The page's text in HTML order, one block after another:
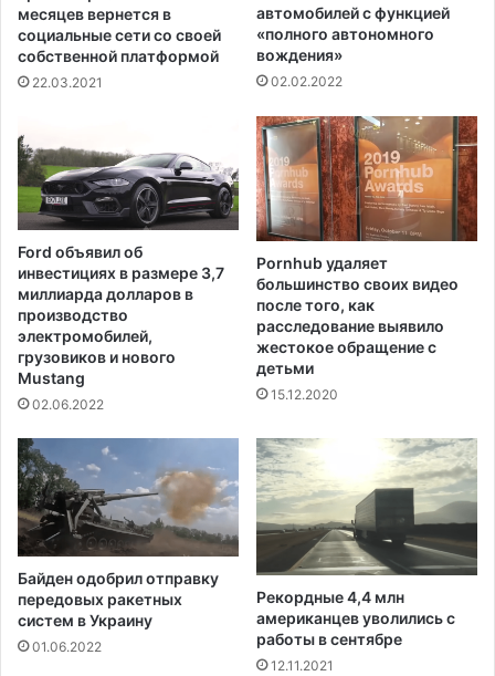
е
д
и
т
а
н
ь
е
э
с
а
о
т
л
ж
и
т
ь
п
р
е
з
и
д
й
н
е
-
н
о
б
о
ь
ш
о
е
л
е
т
е
е
н
а
с
р
е
месяцев вернется в
социальные сети со своей
собственной платформой
22.03.2021
автомобилей с функцией
«полного автономного
вождения»
02.02.2022
Ford объявил об
инвестициях в размере 3,7
миллиарда долларов в
производство
электромобилей,
грузовиков и нового
Mustang
02.06.2022
Pornhub удаляет
большинство своих видео
после того, как
расследование выявило
жестокое обращение с
детьми
15.12.2020
Байден одобрил отправку
передовых ракетных
систем в Украину
01.06.2022
Рекордные 4,4 млн
американцев уволились с
работы в сентябре
12.11.2021